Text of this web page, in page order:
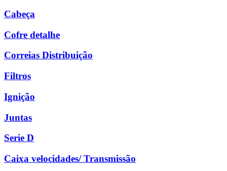
Cabeça
Cofre detalhe
Correias Distribuição
Filtros
Ignição
Juntas
Serie D
Caixa velocidades/ Transmissão